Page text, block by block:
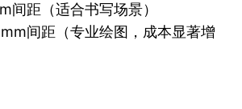
间距（适合书写场景）
间距（专业绘图，成本显著增